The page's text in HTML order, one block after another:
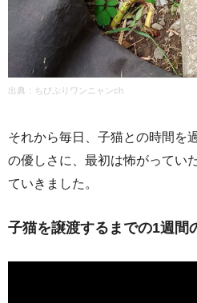
出典：ちびぷりワンニャンch
それから毎日、子猫との時間を
の優しさに、最初は怖がってい
ていきました。
子猫を譲渡するまでの1週間